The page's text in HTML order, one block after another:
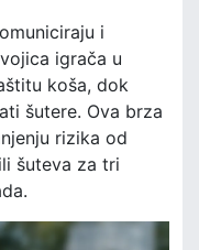
i
igrača u
koša, dok
šutere. Ova brza
rizika od
šuteva za tri